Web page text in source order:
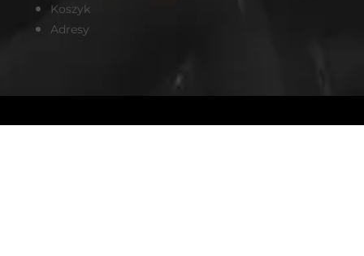
Koszyk
Adresy
Продвижение интернет-магазина анаболиков в Польше от